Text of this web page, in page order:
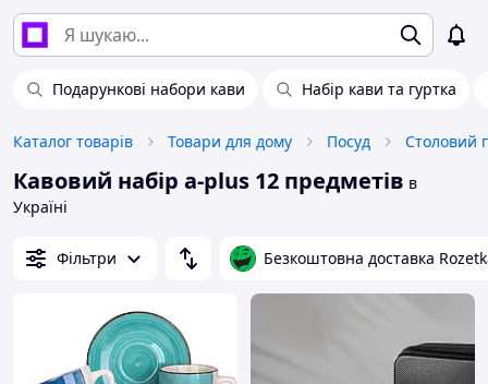
Подарункові набори кави Набір кави та гуртка
Каталог товарів Товари для дому Посуд Столовий
Кавовий набір a-plus 12 предметів в
Україні
Фільтри Безкоштовна доставка